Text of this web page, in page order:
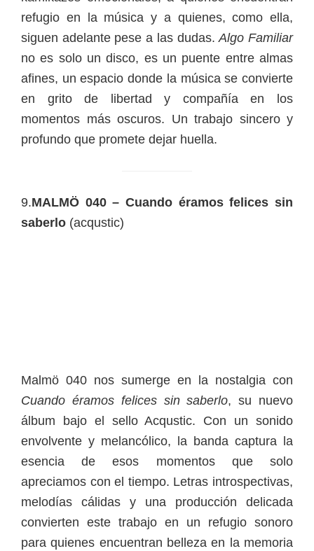
refugio en la música y a quienes, como ella,
siguen adelante pese a las dudas.Algo Familiar
no es solo un disco, es un puente entre almas
afines, un espacio donde la música se convierte
en grito de libertad y compañía en los
momentos más oscuros. Un trabajo sincero y
profundo que promete dejar huella.
9.MALMÖ 040 – Cuando éramos felices sin
saberlo (acqustic)
Malmö 040 nos sumerge en la nostalgia con
Cuando éramos felices sin saberlo, su nuevo
álbum bajo el sello Acqustic. Con un sonido
envolvente y melancólico, la banda captura la
esencia de esos momentos que solo
apreciamos con el tiempo. Letras introspectivas,
melodías cálidas y una producción delicada
convierten este trabajo en un refugio sonoro
para quienes encuentran belleza en la memoria